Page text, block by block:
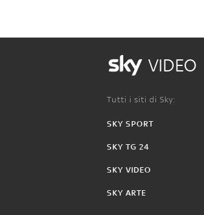
VIDEO
Tutti i siti di Sky:
SKY SPORT
SKY TG 24
SKY VIDEO
SKY ARTE